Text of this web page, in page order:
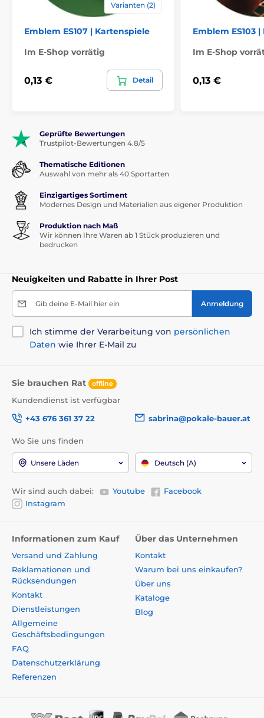
Varianten (2)
Emblem ES107 | Kartenspiele
Im E-Shop vorrätig
0,13 € Detail
Emblem ES103
Im E-Shop
0,13 €
Geprüfte Bewertungen
Trustpilot-Bewertungen 4.8/5
Thematische Editionen
Auswahl von mehr als 40 Sportarten
Einzigartiges Sortiment
Modernes Design und Materialien aus eigener Produktion
Produktion nach Maß
Wir können Ihre Waren ab 1 Stück produzieren und
bedrucken
Neuigkeiten und Rabatte in Ihrer Post
Gib deine E-Mail hier ein Anmeldung
Ich stimme der Verarbeitung von persönlichen
Daten wie Ihrer E-Mail zu
Sie brauchen Rat offline
Kundendienst ist verfügbar
+43 676 361 37 22
sabrina@pokale-bauer.at
Wo Sie uns finden
Unsere Läden Deutsch (A)
Wir sind auch dabei: Youtube
Facebook
Instagram
Informationen zum Kauf
Versand und Zahlung
Reklamationen und
Rücksendungen
Kontakt
Dienstleistungen
Allgemeine
Geschäftsbedingungen
FAQ
Datenschutzerklärung
Referenzen
Über das Unternehmen
Kontakt
Warum bei uns einkaufen?
Über uns
Kataloge
Blog